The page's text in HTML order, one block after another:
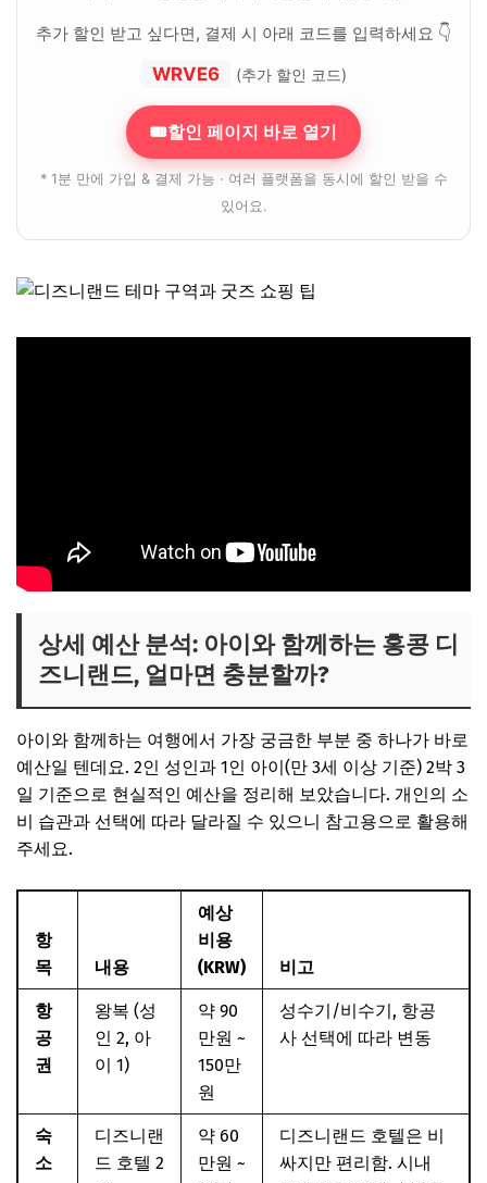
추가 할인 받고 싶다면, 결제 시 아래 코드를 입력하세요 👇
WRVE6 (추가 할인 코드)
🎟할인 페이지 바로 열기
* 1분 만에 가입 & 결제 가능 · 여러 플랫폼을 동시에 할인 받을 수
있어요.
상세 예산 분석: 아이와 함께하는 홍콩 디
즈니랜드, 얼마면 충분할까?
아이와 함께하는 여행에서 가장 궁금한 부분 중 하나가 바로
예산일 텐데요. 2인 성인과 1인 아이(만 3세 이상 기준) 2박 3
일 기준으로 현실적인 예산을 정리해 보았습니다. 개인의 소
비 습관과 선택에 따라 달라질 수 있으니 참고용으로 활용해
주세요.
항
목
내용
예상
비용
(KRW)
비고
항
공
권
왕복 (성
인 2, 아
이 1)
약 90
만원 ~
150만
원
성수기/비수기, 항공
사 선택에 따라 변동
숙
소
디즈니랜
드 호텔 2
약 60
만원 ~
디즈니랜드 호텔은 비
싸지만 편리함. 시내